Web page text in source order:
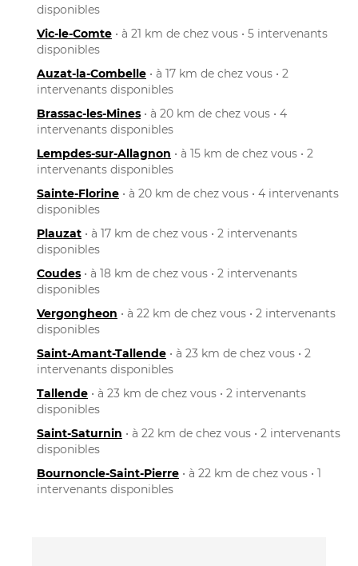
disponibles
Vic-le-Comte • à 21 km de chez vous • 5 intervenants
disponibles
Auzat-la-Combelle • à 17 km de chez vous • 2
intervenants disponibles
Brassac-les-Mines • à 20 km de chez vous • 4
intervenants disponibles
Lempdes-sur-Allagnon • à 15 km de chez vous • 2
intervenants disponibles
Sainte-Florine • à 20 km de chez vous • 4 intervenants
disponibles
Plauzat • à 17 km de chez vous • 2 intervenants
disponibles
Coudes • à 18 km de chez vous • 2 intervenants
disponibles
Vergongheon • à 22 km de chez vous • 2 intervenants
disponibles
Saint-Amant-Tallende • à 23 km de chez vous • 2
intervenants disponibles
Tallende • à 23 km de chez vous • 2 intervenants
disponibles
Saint-Saturnin • à 22 km de chez vous • 2 intervenants
disponibles
Bournoncle-Saint-Pierre • à 22 km de chez vous • 1
intervenants disponibles